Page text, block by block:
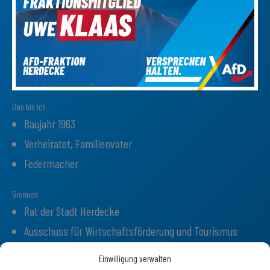
Einwilligung verwalten
Das bin ich:
Baujahr 1963
Verheiratet, Familienvater
Federmacher
Gremien:
Rat der Stadt Herdecke
Ausschuss für Wirtschaftsförderung und Tourismus